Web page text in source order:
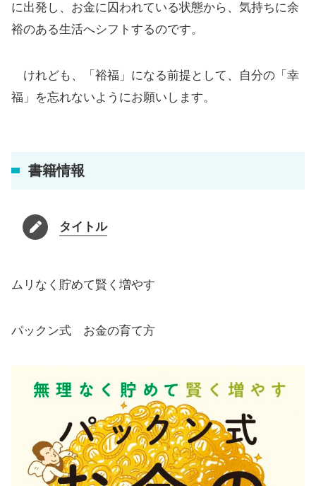
に出発し、お金に囚われている状態から、気持ちに余
裕のある生活へシフトするのです。
けれども、「裕福」になる前提として、自分の「幸
福」を忘れないようにお願いします。
書籍情報
タイトル
ムリなく貯めて賢く増やす
パックン式 お金の育て方